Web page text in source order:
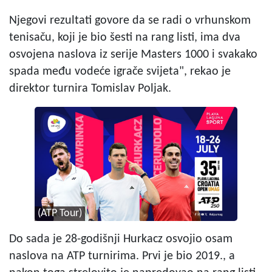
Njegovi rezultati govore da se radi o vrhunskom
tenisaču, koji je bio šesti na rang listi, ima dva
osvojena naslova iz serije Masters 1000 i svakako
spada među vodeće igrače svijeta", rekao je
direktor turnira Tomislav Poljak.
(ATP Tour)
Do sada je 28-godišnji Hurkacz osvojio osam
naslova na ATP turnirima. Prvi je bio 2019., a